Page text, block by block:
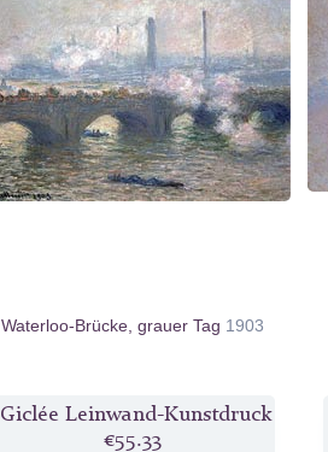
Waterloo-Brücke, grauer Tag 1903
Giclée Leinwand-Kunstdruck
€55.33